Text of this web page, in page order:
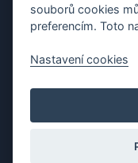
Organizace závodů
souborů cookies
preferencím. Toto
Nastavení cookies